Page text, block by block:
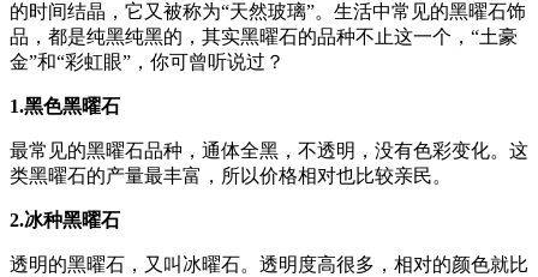
的时间结晶，它又被称为“天然玻璃”。生活中常见的黑曜石饰
品，都是纯黑纯黑的，其实黑曜石的品种不止这一个，“土豪
金”和“彩虹眼”，你可曾听说过？
1.黑色黑曜石
最常见的黑曜石品种，通体全黑，不透明，没有色彩变化。这
类黑曜石的产量最丰富，所以价格相对也比较亲民。
2.冰种黑曜石
透明的黑曜石，又叫冰曜石。透明度高很多，相对的颜色就比